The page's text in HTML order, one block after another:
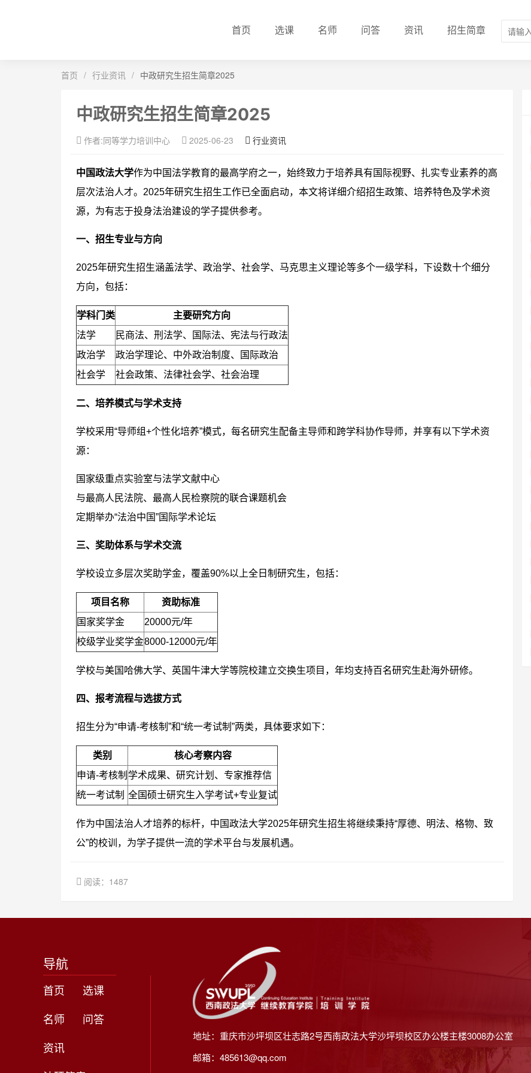
首页 选课 名师 问答 资讯 招生简章
首页 / 行业资讯 / 中政研究生招生简章2025
中政研究生招生简章2025
作者:同等学力培训中心 2025-06-23 行业资讯
中国政法大学作为中国法学教育的最高学府之一，始终致力于培养具有国际视野、扎实专业素养的高
层次法治人才。2025年研究生招生工作已全面启动，本文将详细介绍招生政策、培养特色及学术资
源，为有志于投身法治建设的学子提供参考。
一、招生专业与方向
2025年研究生招生涵盖法学、政治学、社会学、马克思主义理论等多个一级学科，下设数十个细分
方向，包括：
学科门类
主要研究方向
法学
民商法、刑法学、国际法、宪法与行政法
政治学
政治学理论、中外政治制度、国际政治
社会学
社会政策、法律社会学、社会治理
二、培养模式与学术支持
学校采用“导师组+个性化培养”模式，每名研究生配备主导师和跨学科协作导师，并享有以下学术资
源：
国家级重点实验室与法学文献中心
与最高人民法院、最高人民检察院的联合课题机会
定期举办“法治中国”国际学术论坛
三、奖助体系与学术交流
学校设立多层次奖助学金，覆盖90%以上全日制研究生，包括：
项目名称
资助标准
国家奖学金
20000元/年
校级学业奖学金8000-12000元/年
学校与美国哈佛大学、英国牛津大学等院校建立交换生项目，年均支持百名研究生赴海外研修。
四、报考流程与选拔方式
招生分为“申请-考核制”和“统一考试制”两类，具体要求如下：
类别
核心考察内容
申请-考核制 学术成果、研究计划、专家推荐信
统一考试制 全国硕士研究生入学考试+专业复试
作为中国法治人才培养的标杆，中国政法大学2025年研究生招生将继续秉持“厚德、明法、格物、致
公”的校训，为学子提供一流的学术平台与发展机遇。
阅读：1487
导航
首页
选课
名师
问答
资讯
地址：重庆市沙坪坝区壮志路2号西南政法大学沙坪坝校区办公楼主楼3008办公室
邮箱：485613@qq.com